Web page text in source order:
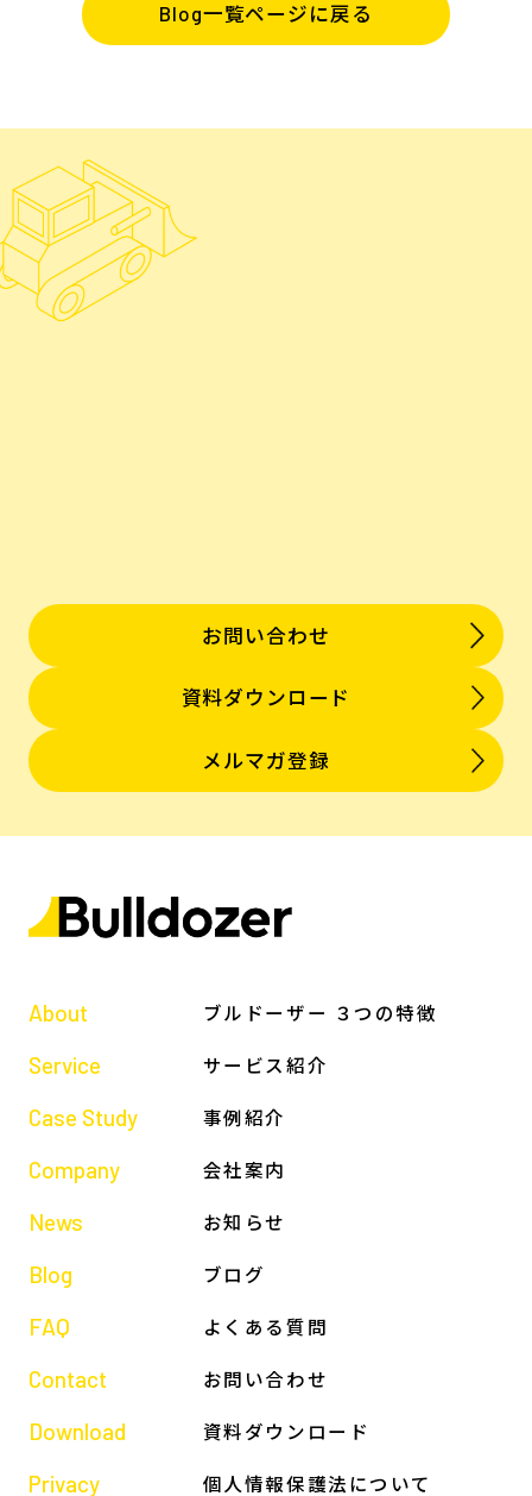
Blog一覧ページに戻る
お問い合わせ
資料ダウンロード
メルマガ登録
About ブルドーザー ３つの特徴
Service サービス紹介
Case Study 事例紹介
Company 会社案内
News お知らせ
Blog ブログ
FAQ よくある質問
Contact お問い合わせ
Download 資料ダウンロード
Privacy 個人情報保護法について